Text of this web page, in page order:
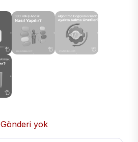
Gönderi yok